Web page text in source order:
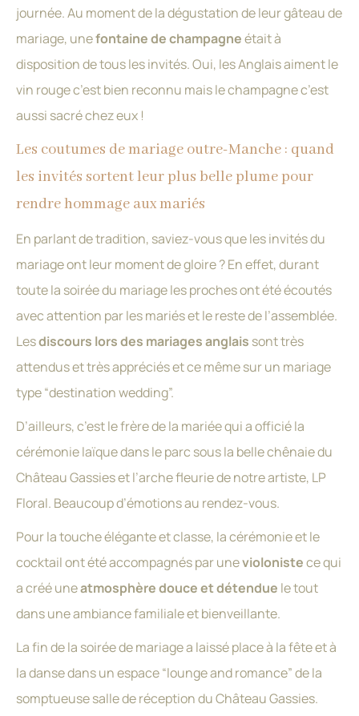
journée. Au moment de la dégustation de leur gâteau de
mariage, unefontaine de champagneétait à
disposition de tous les invités. Oui, les Anglais aiment le
vin rouge c’est bien reconnu mais le champagne c’est
aussi sacré chez eux !
Les coutumes de mariage outre-Manche : quand
les invités sortent leur plus belle plume pour
rendre hommage aux mariés
En parlant de tradition, saviez-vous que les invités du
mariage ont leur moment de gloire ? En effet, durant
toute la soirée du mariage les proches ont été écoutés
avec attention par les mariés et le reste de l’assemblée.
Lesdiscours lors des mariages anglais sont très
attendus et très appréciés et ce même sur un mariage
type “destination wedding”.
D’ailleurs, c’est le frère de la mariée qui a officié la
cérémonie laïque dans le parc sous la belle chênaie du
Château Gassies et l’arche fleurie de notre artiste, LP
Floral. Beaucoup d’émotions au rendez-vous.
Pour la touche élégante et classe, la cérémonie et le
cocktail ont été accompagnés par uneviolonistece qui
a créé uneatmosphère douce et détendue le tout
dans une ambiance familiale et bienveillante.
La fin de la soirée de mariage a laissé place à la fête et à
la danse dans un espace “lounge and romance” de la
somptueuse salle de réception du Château Gassies.